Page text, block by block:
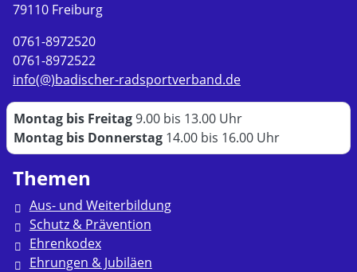
79110 Freiburg
0761-8972520
0761-8972522
info(@)badischer-radsportverband.de
Montag bis Freitag9.00 bis 13.00 Uhr
Montag bis Donnerstag 14.00 bis 16.00 Uhr
Themen
Aus- und Weiterbildung
Schutz & Prävention
Ehrenkodex
Ehrungen & Jubiläen